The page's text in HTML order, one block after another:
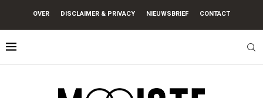
OVER DISCLAIMER & PRIVACY NIEUWSBRIEF CONTACT